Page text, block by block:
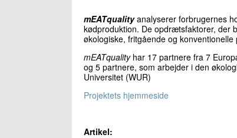
mEATqualityanalyserer forbrugernes
kødproduktion. De opdrætsfaktorer, der
økologiske, fritgående og konventionelle
mEATqualityhar 17 partnere fra 7
og 5 partnere, som arbejder i den
Universitet (WUR)
Projektets hjemmeside
Artikel: